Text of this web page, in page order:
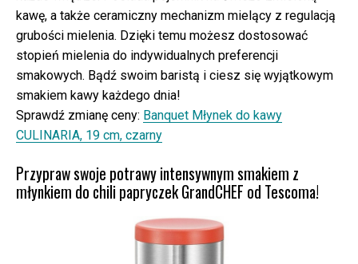
kawę, a także ceramiczny mechanizm mielący z regulacją
grubości mielenia. Dzięki temu możesz dostosować
stopień mielenia do indywidualnych preferencji
smakowych. Bądź swoim baristą i ciesz się wyjątkowym
smakiem kawy każdego dnia!
Sprawdź zmianę ceny: Banquet Młynek do kawy
CULINARIA, 19 cm, czarny
Przypraw swoje potrawy intensywnym smakiem z
młynkiem do chili papryczek GrandCHEF od Tescoma!